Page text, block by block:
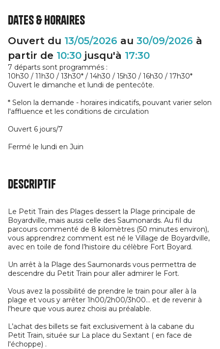
Dates & horaires
Ouvert du 13/05/2026 au 30/09/2026 à
partir de 10:30 jusqu'à 17:30
7 départs sont programmés :
10h30 / 11h30 / 13h30* / 14h30 / 15h30 / 16h30 / 17h30*
Ouvert le dimanche et lundi de pentecôte.
* Selon la demande - horaires indicatifs, pouvant varier selon
l'affluence et les conditions de circulation
Ouvert 6 jours/7
Fermé le lundi en Juin
Descriptif
Le Petit Train des Plages dessert la Plage principale de
Boyardville, mais aussi celle des Saumonards. Au fil du
parcours commenté de 8 kilomètres (50 minutes environ),
vous apprendrez comment est né le Village de Boyardville,
avec en toile de fond l’histoire du célèbre Fort Boyard.
Un arrêt à la Plage des Saumonards vous permettra de
descendre du Petit Train pour aller admirer le Fort.
Vous avez la possibilité de prendre le train pour aller à la
plage et vous y arrêter 1h00/2h00/3h00... et de revenir à
l'heure que vous aurez choisi au préalable.
L’achat des billets se fait exclusivement à la cabane du
Petit Train, située sur La place du Sextant ( en face de
l'échoppe) .